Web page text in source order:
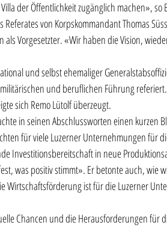
der Öffentlichkeit zugänglich machen», so
von Korpskommandant Thomas
Vorgesetzter. «Wir haben die Vision,
und selbst ehemaliger
und beruflichen Führung
sich Remo Lütolf überzeugt.
in seinen Abschlussworten einen kurzen
für viele Luzerner Unternehmungen für
Investitionsbereitschaft in neue
was positiv stimmt». Er betonte auch, wie
Wirtschaftsförderung ist für die Luzerner
Chancen und die Herausforderungen für